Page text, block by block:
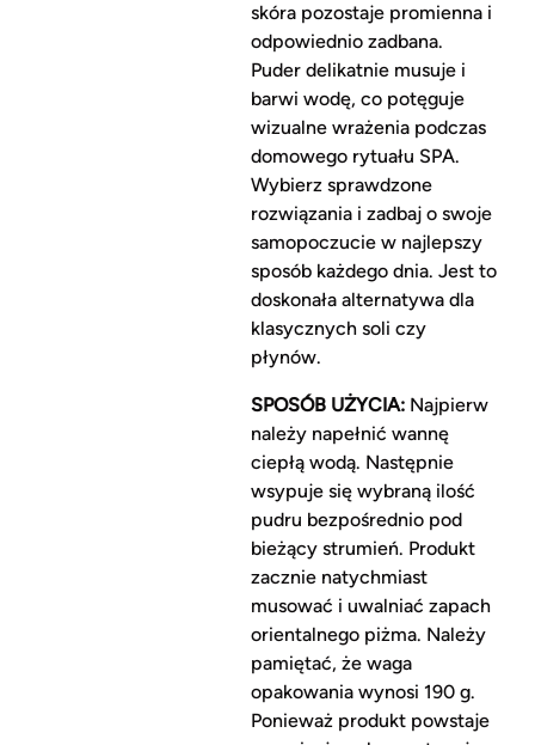
skóra pozostaje promienna i
odpowiednio zadbana.
Puder delikatnie musuje i
barwi wodę, co potęguje
wizualne wrażenia podczas
domowego rytuału SPA.
Wybierz sprawdzone
rozwiązania i zadbaj o swoje
samopoczucie w najlepszy
sposób każdego dnia. Jest to
doskonała alternatywa dla
klasycznych soli czy
płynów.
SPOSÓB UŻYCIA:Najpierw
należy napełnić wannę
ciepłą wodą. Następnie
wsypuje się wybraną ilość
pudru bezpośrednio pod
bieżący strumień. Produkt
zacznie natychmiast
musować i uwalniać zapach
orientalnego piżma. Należy
pamiętać, że waga
opakowania wynosi 190 g.
Ponieważ produkt powstaje